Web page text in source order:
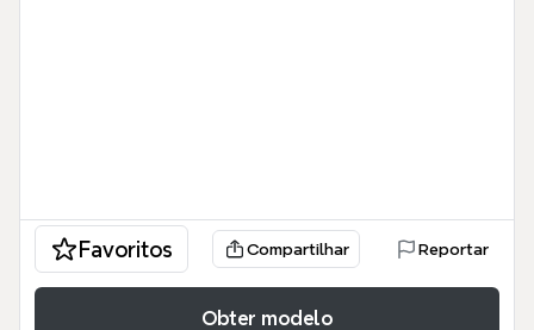
Favoritos Compartilhar Reportar
Obter modelo